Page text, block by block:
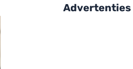
Advertenties